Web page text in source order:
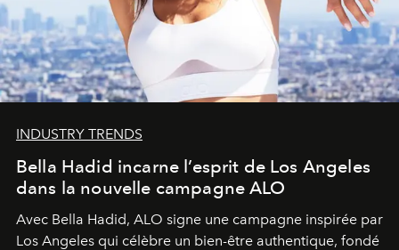
INDUSTRY TRENDS
Bella Hadid incarne l’esprit de Los Angeles
dans la nouvelle campagne ALO
Avec Bella Hadid, ALO signe une campagne inspirée par
Los Angeles qui célèbre un bien-être authentique, fondé